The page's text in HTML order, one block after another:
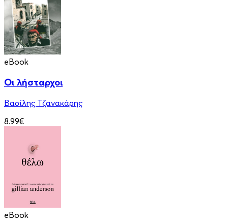
eBook
Οι λήσταρχοι
Βασίλης Τζανακάρης
8.99€
eBook